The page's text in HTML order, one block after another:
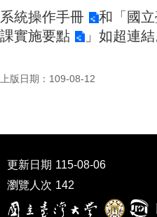
班
學
究
發
研
究
刊
系統操作手冊 和「國
課實施要點
」如超連結
上版日期：109-08-12
更新日期 115-08-06
瀏覽人次 142